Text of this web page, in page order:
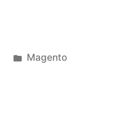
Publicado
Magento